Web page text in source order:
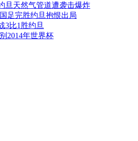
世18周年
旦天然气管道遭袭击爆炸
足完胜约旦抱恨出局
3比1胜约旦
2014年世界杯